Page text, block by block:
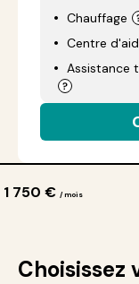
Chauffage
Centre
Assistance
750 € / mois
Choisissez